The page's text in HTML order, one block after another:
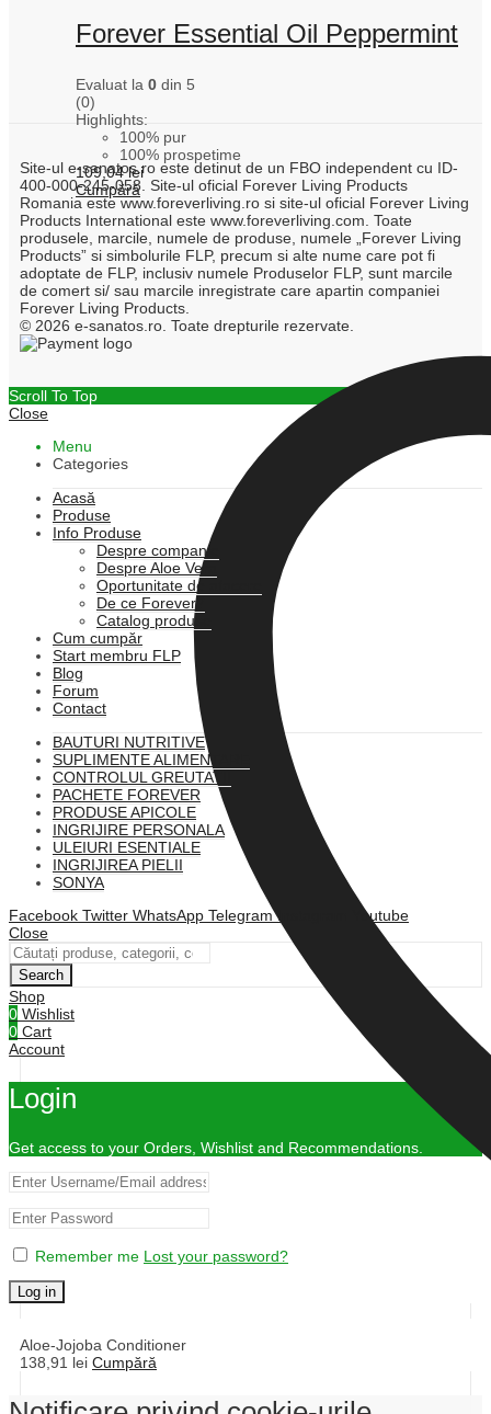
Forever Essential Oil Peppermint
Evaluat la 0 din 5
(0)
Highlights:
100% pur
100% prospetime
109,04lei
Cumpără
Site-ul e-sanatos.ro este detinut de un FBO independent cu ID-
400-000-245-058. Site-ul oficial Forever Living Products
Romania este www.foreverliving.ro si site-ul oficial Forever Living
Products International este www.foreverliving.com. Toate
produsele, marcile, numele de produse, numele „Forever Living
Products” si simbolurile FLP, precum si alte nume care pot fi
adoptate de FLP, inclusiv numele Produselor FLP, sunt marcile
de comert si/ sau marcile inregistrate care apartin companiei
Forever Living Products.
© 2026 e-sanatos.ro. Toate drepturile rezervate.
Scroll To Top
Close
Menu
Categories
Acasă
Produse
Info Produse
Despre companie
Despre Aloe Vera
Oportunitate de afacere
De ce Forever?
Catalog produse
Cum cumpăr
Start membru FLP
Blog
Forum
Contact
BAUTURI NUTRITIVE
SUPLIMENTE ALIMENTARE
CONTROLUL GREUTATII
PACHETE FOREVER
PRODUSE APICOLE
INGRIJIRE PERSONALA
ULEIURI ESENTIALE
INGRIJIREA PIELII
SONYA
Facebook Twitter WhatsApp Telegram Instagram
Youtube
Close
Search
Shop
0 Wishlist
0 Cart
Account
Login
Get access to your Orders, Wishlist and Recommendations.
Remember me Lost your password?
Log in
Aloe-Jojoba Conditioner
138,91 lei Cumpără